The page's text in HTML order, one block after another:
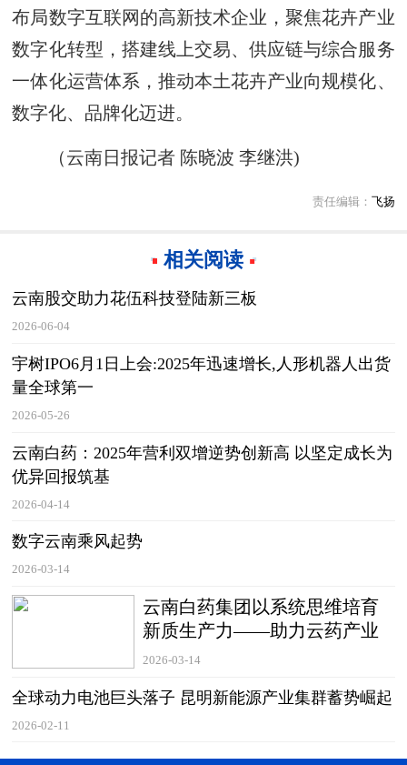
布局数字互联网的高新技术企业，聚焦花卉产业
数字化转型，搭建线上交易、供应链与综合服务
一体化运营体系，推动本土花卉产业向规模化、
数字化、品牌化迈进。
（云南日报记者 陈晓波 李继洪)
责任编辑： 飞扬
相关阅读
云南股交助力花伍科技登陆新三板
2026-06-04
宇树IPO6月1日上会:2025年迅速增长,人形机器人出货
量全球第一
2026-05-26
云南白药：2025年营利双增逆势创新高 以坚定成长为
优异回报筑基
2026-04-14
数字云南乘风起势
2026-03-14
云南白药集团以系统思维培育
新质生产力——助力云药产业
高质量发展服务人民美好生活
2026-03-14
全球动力电池巨头落子 昆明新能源产业集群蓄势崛起
2026-02-11